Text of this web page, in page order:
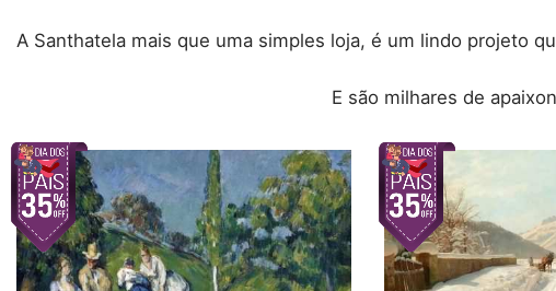
A Santhatela mais que uma simples loja, é um lindo projeto
E são milhares de